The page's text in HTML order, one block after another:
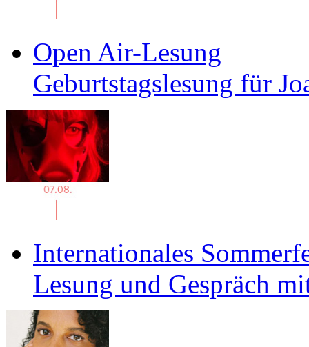
Open Air-Lesung
Geburtstagslesung für
Internationales
Lesung und Gespräch